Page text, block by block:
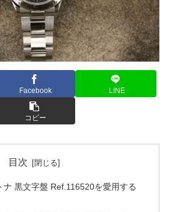
Facebook LINE
コピー
目次
ナ 黒文字盤 Ref.116520を愛用する